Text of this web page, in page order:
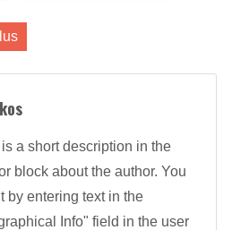
a short description in the
block about the author. You
by entering text in the
Info" field in the user